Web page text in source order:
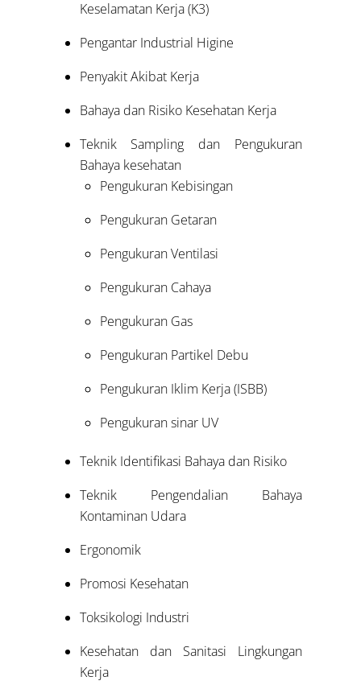
Keselamatan Kerja (K3)
Pengantar Industrial Higine
Penyakit Akibat Kerja
Bahaya dan Risiko Kesehatan Kerja
Teknik Sampling dan Pengukuran
Bahaya kesehatan
Pengukuran Kebisingan
Pengukuran Getaran
Pengukuran Ventilasi
Pengukuran Cahaya
Pengukuran Gas
Pengukuran Partikel Debu
Pengukuran Iklim Kerja (ISBB)
Pengukuran sinar UV
Teknik Identifikasi Bahaya dan Risiko
Teknik Pengendalian Bahaya
Kontaminan Udara
Ergonomik
Promosi Kesehatan
Toksikologi Industri
Kesehatan dan Sanitasi Lingkungan
Kerja